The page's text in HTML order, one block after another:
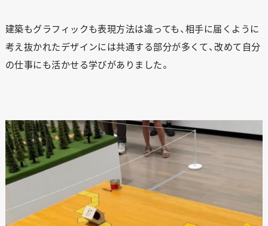
建築もグラフィックも表現方法は違っても、相手に届くように
考え抜かれたデザインには共通する部分が多くて、改めて自分
の仕事にも活かせる学びがありました。